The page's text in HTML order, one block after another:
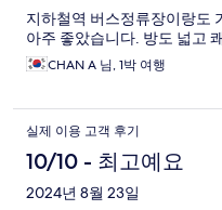
지하철역 버스정류장이랑도
아주 좋았습니다. 방도 넓고
CHAN A 님, 1박 여행
실제 이용 고객 후기
10/10 - 최고예요
2024년 8월 23일